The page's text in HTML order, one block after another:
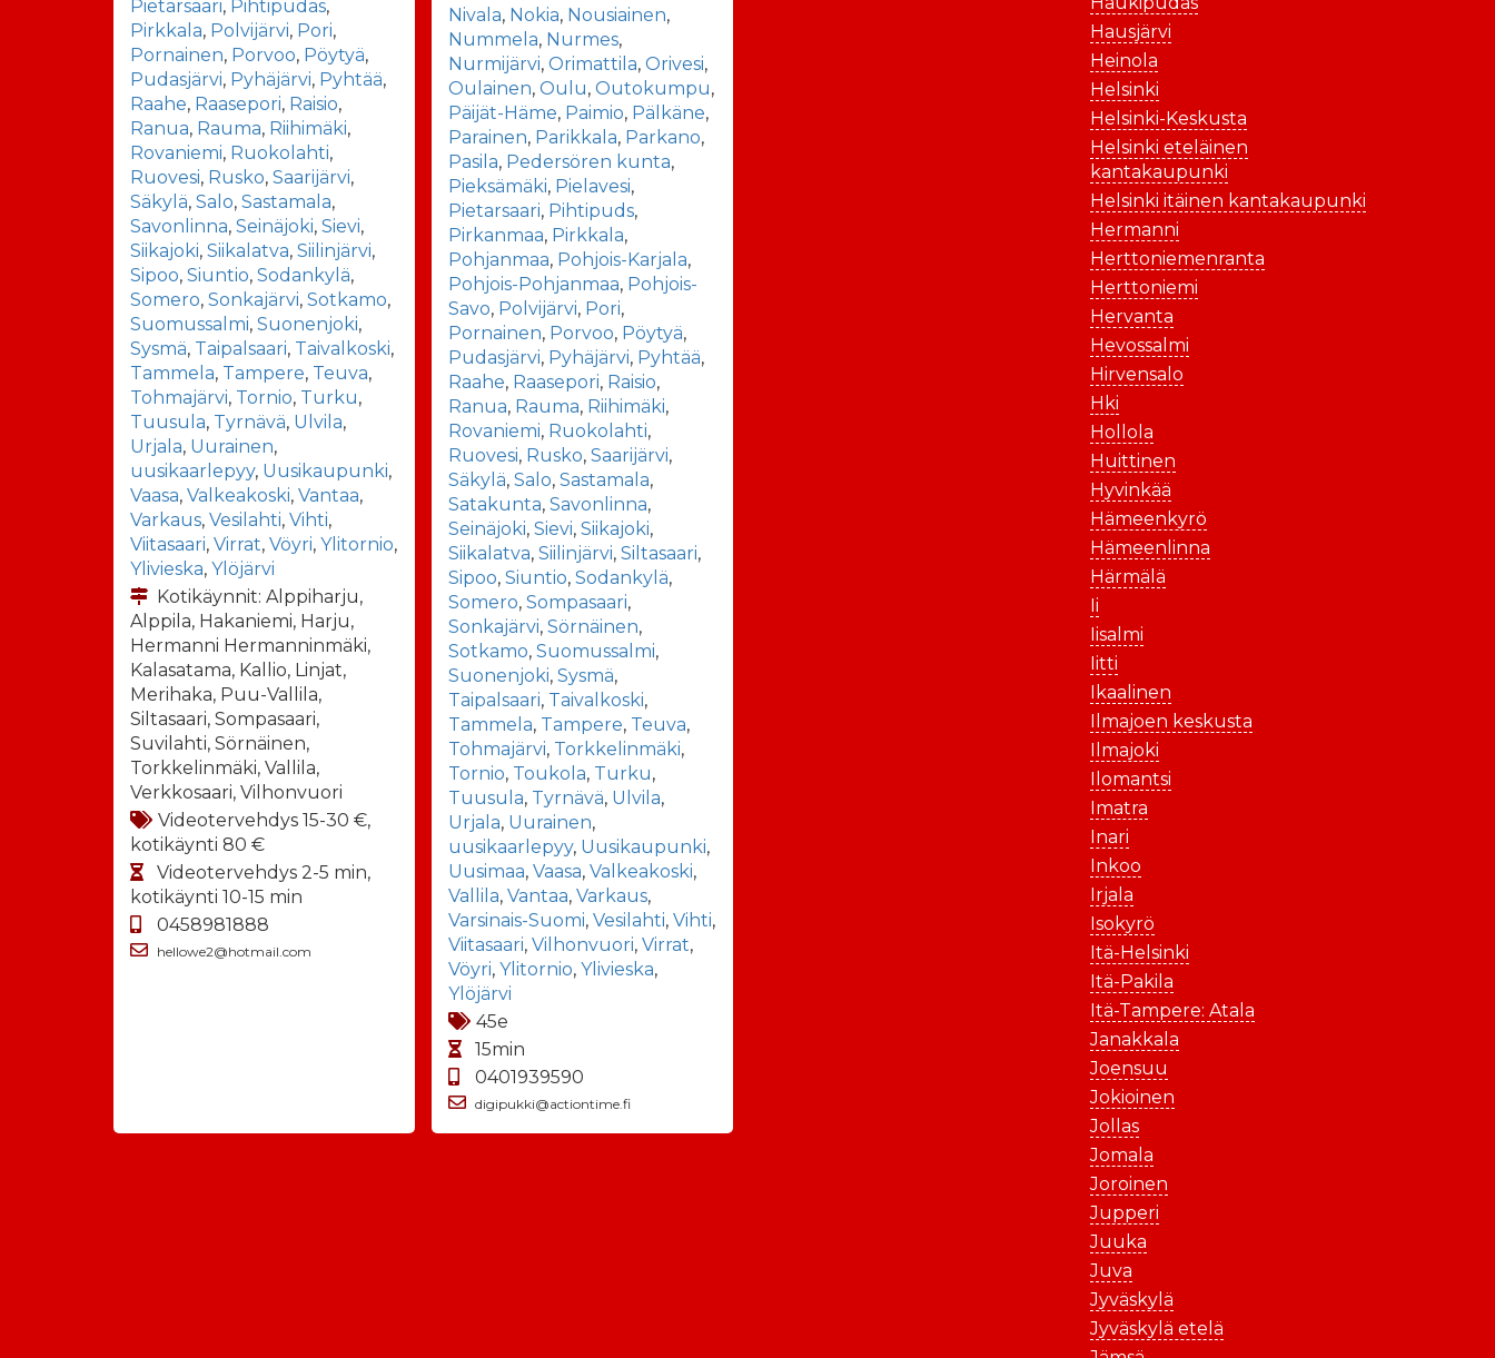
Pietarsaari, Pihtipudas,
Pirkkala, Polvijärvi, Pori,
Pornainen, Porvoo, Pöytyä,
Pudasjärvi, Pyhäjärvi, Pyhtää,
Raahe, Raasepori, Raisio,
Ranua, Rauma, Riihimäki,
Rovaniemi, Ruokolahti,
Ruovesi, Rusko, Saarijärvi,
Säkylä, Salo, Sastamala,
Savonlinna, Seinäjoki, Sievi,
Siikajoki, Siikalatva, Siilinjärvi,
Sipoo, Siuntio, Sodankylä,
Somero, Sonkajärvi, Sotkamo,
Suomussalmi, Suonenjoki,
Sysmä, Taipalsaari, Taivalkoski,
Tammela, Tampere, Teuva,
Tohmajärvi, Tornio, Turku,
Tuusula, Tyrnävä, Ulvila,
Urjala, Uurainen,
uusikaarlepyy, Uusikaupunki,
Vaasa, Valkeakoski, Vantaa,
Varkaus, Vesilahti, Vihti,
Viitasaari, Virrat, Vöyri, Ylitornio,
Ylivieska, Ylöjärvi
Kotikäynnit: Alppiharju,
Alppila, Hakaniemi, Harju,
Hermanni Hermanninmäki,
Kalasatama, Kallio, Linjat,
Merihaka, Puu-Vallila,
Siltasaari, Sompasaari,
Suvilahti, Sörnäinen,
Torkkelinmäki, Vallila,
Verkkosaari, Vilhonvuori
Videotervehdys 15-30 €,
kotikäynti 80 €
Videotervehdys 2-5 min,
kotikäynti 10-15 min
0458981888
hellowe2@hotmail.com
Nivala, Nokia, Nousiainen,
Nummela, Nurmes,
Nurmijärvi,Orimattila,Orivesi,
Oulainen,Oulu,Outokumpu,
Päijät-Häme, Paimio, Pälkäne,
Parainen, Parikkala, Parkano,
Pasila, Pedersören kunta,
Pieksämäki, Pielavesi,
Pietarsaari, Pihtipuds,
Pirkanmaa, Pirkkala,
Pohjanmaa, Pohjois-Karjala,
Pohjois-Pohjanmaa, Pohjois-
Savo, Polvijärvi, Pori,
Pornainen, Porvoo, Pöytyä,
Pudasjärvi, Pyhäjärvi, Pyhtää,
Raahe, Raasepori, Raisio,
Ranua, Rauma, Riihimäki,
Rovaniemi, Ruokolahti,
Ruovesi, Rusko,Saarijärvi,
Säkylä,Salo,Sastamala,
Satakunta,Savonlinna,
Seinäjoki,Sievi,Siikajoki,
Siikalatva,Siilinjärvi,Siltasaari,
Sipoo,Siuntio,Sodankylä,
Somero,Sompasaari,
Sonkajärvi,Sörnäinen,
Sotkamo,Suomussalmi,
Suonenjoki,Sysmä,
Taipalsaari, Taivalkoski,
Tammela, Tampere, Teuva,
Tohmajärvi, Torkkelinmäki,
Tornio, Toukola, Turku,
Tuusula, Tyrnävä, Ulvila,
Urjala, Uurainen,
uusikaarlepyy, Uusikaupunki,
Uusimaa,Vaasa,Valkeakoski,
Vallila,Vantaa,Varkaus,
Varsinais-Suomi,Vesilahti,Vihti,
Viitasaari,Vilhonvuori,Virrat,
Vöyri,Ylitornio,Ylivieska,
Ylöjärvi
45e
15min
0401939590
digipukki@actiontime.fi
Hausjärvi
Heinola
Helsinki
Helsinki-Keskusta
Helsinki eteläinen
kantakaupunki
Helsinki itäinen kantakaupunki
Hermanni
Herttoniemenranta
Herttoniemi
Hervanta
Hevossalmi
Hirvensalo
Hki
Hollola
Huittinen
Hyvinkää
Hämeenkyrö
Hämeenlinna
Härmälä
Ii
Iisalmi
Iitti
Ikaalinen
Ilmajoen keskusta
Ilmajoki
Ilomantsi
Imatra
Inari
Inkoo
Irjala
Isokyrö
Itä-Helsinki
Itä-Pakila
Itä-Tampere: Atala
Janakkala
Joensuu
Jokioinen
Jollas
Jomala
Joroinen
Jupperi
Juuka
Juva
Jyväskylä
Jyväskylä etelä